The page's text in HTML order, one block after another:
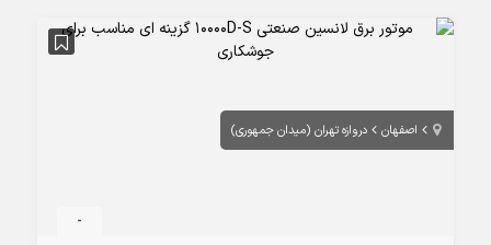
اصفهان دروازه تهران (میدان جمهوری)
-